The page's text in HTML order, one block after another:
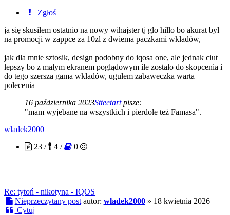
Zgłoś
ja się skusiłem ostatnio na nowy wihajster tj glo hillo bo akurat był
na promocji w zappce za 10zl z dwiema paczkami wkładów,
jak dla mnie sztosik, design podobny do iqosa one, ale jednak ciut
lepszy bo z małym ekranem poglądowym ile zostało do skopcenia i
do tego szersza gama wkładów, ugułem zabaweczka warta
polecenia
16 października 2023Stteetartpisze:
"mam wyjebane na wszystkich i pierdole też Famasa".
wladek2000
23 /
4 / 0
Re: tytoń - nikotyna - IQOS
Nieprzeczytany post autor: wladek2000» 18 kwietnia 2026
Cytuj